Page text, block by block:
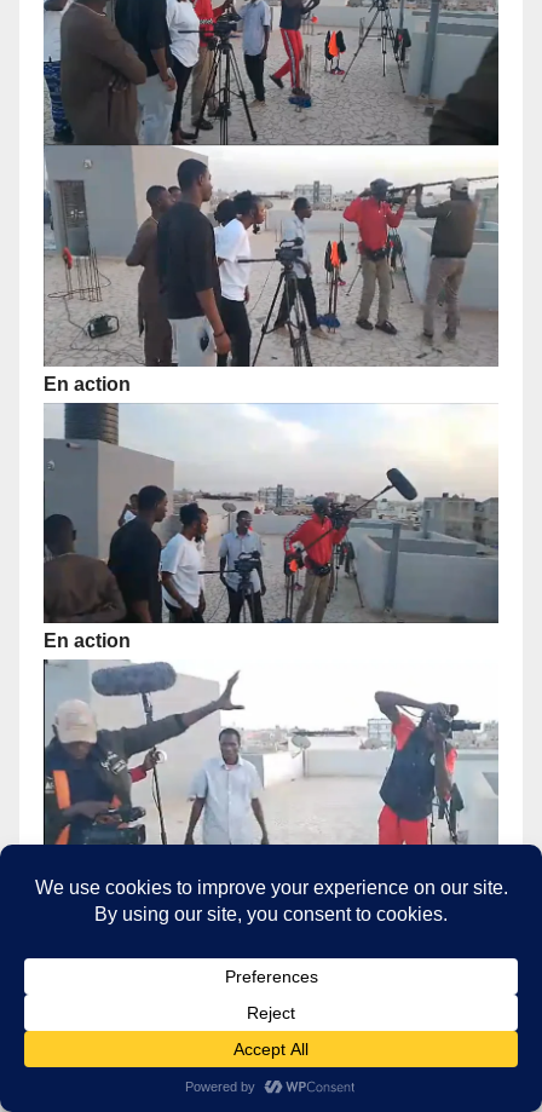
En action
En action
REALISATEUR
- SERIES
TELEVISEES